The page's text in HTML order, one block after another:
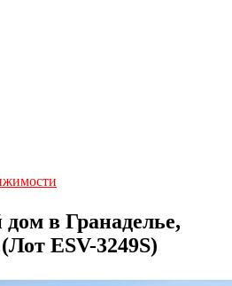
в Гранаделье,
ESV-3249S)